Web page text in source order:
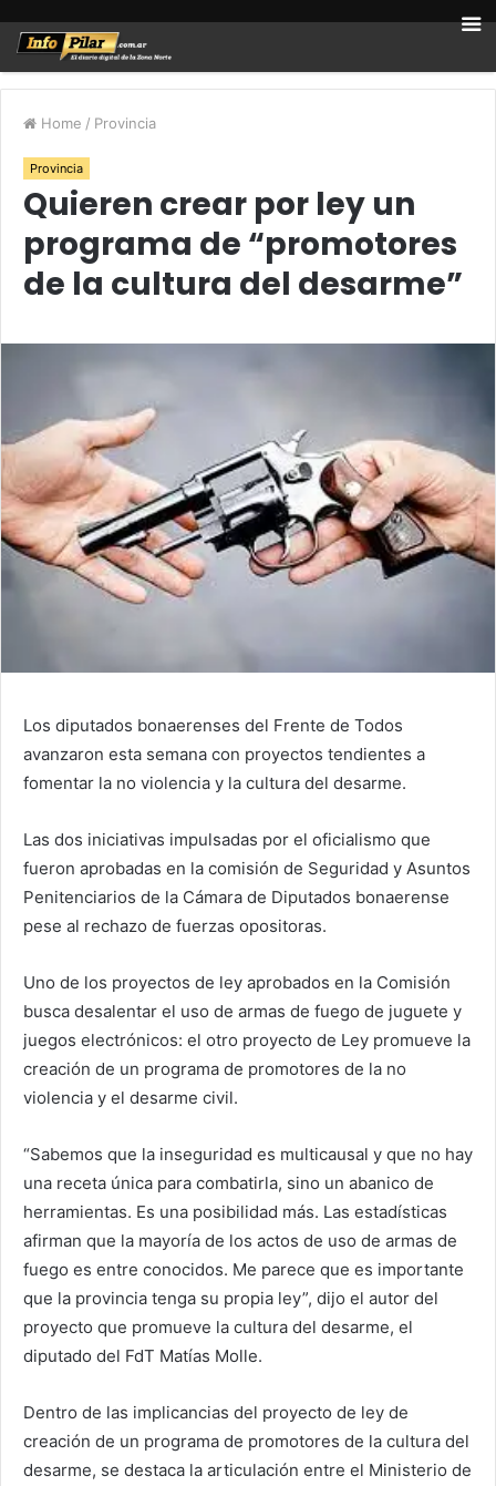
Home / Provincia
Provincia
Quieren crear por ley un
programa de “promotores
de la cultura del desarme”
Los diputados bonaerenses del Frente de Todos
avanzaron esta semana con proyectos tendientes a
fomentar la no violencia y la cultura del desarme.
Las dos iniciativas impulsadas por el oficialismo que
fueron aprobadas en la comisión de Seguridad y Asuntos
Penitenciarios de la Cámara de Diputados bonaerense
pese al rechazo de fuerzas opositoras.
Uno de los proyectos de ley aprobados en la Comisión
busca desalentar el uso de armas de fuego de juguete y
juegos electrónicos: el otro proyecto de Ley promueve la
creación de un programa de promotores de la no
violencia y el desarme civil.
“Sabemos que la inseguridad es multicausal y que no hay
una receta única para combatirla, sino un abanico de
herramientas. Es una posibilidad más. Las estadísticas
afirman que la mayoría de los actos de uso de armas de
fuego es entre conocidos. Me parece que es importante
que la provincia tenga su propia ley”, dijo el autor del
proyecto que promueve la cultura del desarme, el
diputado del FdT Matías Molle.
Dentro de las implicancias del proyecto de ley de
creación de un programa de promotores de la cultura del
desarme, se destaca la articulación entre el Ministerio de